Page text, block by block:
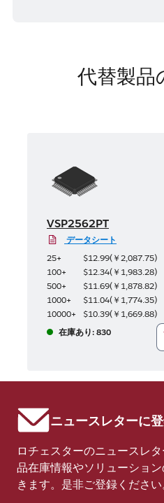
代替製品
VSP2562PT
データシート
25+
$12.99(￥2,087.75)
100+
$12.34(￥1,983.28)
500+
$11.69(￥1,878.82)
1000+
$11.04(￥1,774.35)
10000+
$10.39(￥1,669.88)
在庫あり: 830
ニュースレターに
ロチェスターのニュースレ
品在庫情報やソリューショ
きます。是非ご登録ください